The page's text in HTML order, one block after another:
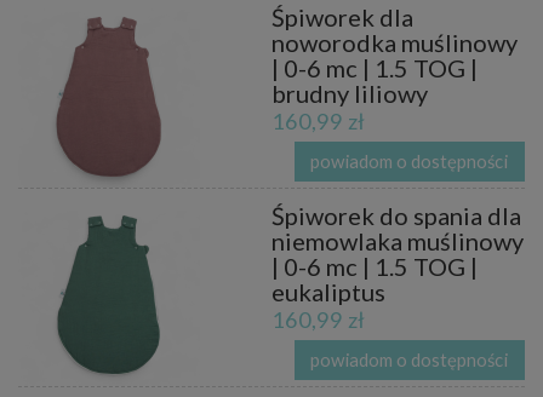
Śpiworek dla
noworodka muślinowy
| 0-6 mc | 1.5 TOG |
brudny liliowy
160,99 zł
powiadom o dostępności
Śpiworek do spania dla
niemowlaka muślinowy
| 0-6 mc | 1.5 TOG |
eukaliptus
160,99 zł
powiadom o dostępności